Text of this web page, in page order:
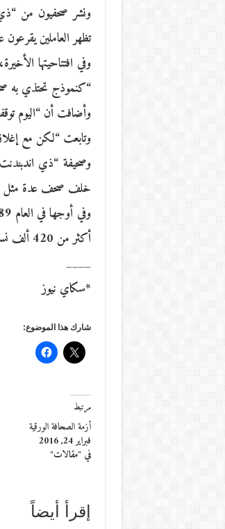
تظهر العاملين
وفي افتتاحيتها
“كنموذج تحتذي به
وأضافت أن “اليوم
وتابعت “لكن مع
خلف صحف عدة مثل
أكثر من 420 ألف نسخة في اليوم، في حين لم تعد قادرة على بيع أكثر من 40 ألف نسخة اليوم.
____
*سكاي نيوز
شارك هذا الموضوع:
مرتبط
أزمة الصحافة الورقية
فبراير 24, 2016
في "مقالات"
إقرأ أيضاً